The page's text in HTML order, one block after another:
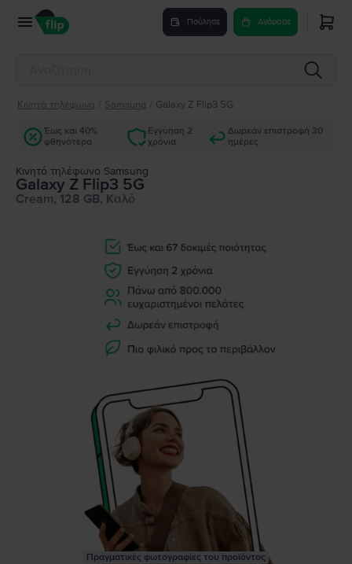
Πούλησε Αγόρασε
Κινητά τηλέφωνα Samsung Galaxy Z Flip3 5G
Έως και 40%
φθηνότερα
Εγγύηση 2
χρόνια
Δωρεάν επιστροφή 30
ημέρες
Κινητό τηλέφωνο Samsung
Galaxy Z Flip3 5G
Cream, 128 GB, Καλό
Πραγματικές φωτογραφίες του προϊόντος